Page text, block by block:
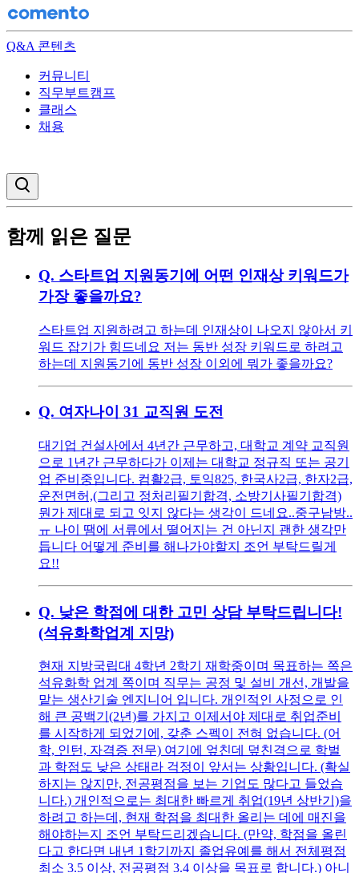
Q&A 콘텐츠
커뮤니티
직무부트캠프
클래스
채용
함께 읽은 질문
Q. 스타트업 지원동기에 어떤 인재상 키워드가
가장 좋을까요?
스타트업 지원하려고 하는데 인재상이 나오지 않아서 키
워드 잡기가 힘드네요 저는 동반 성장 키워드로 하려고
하는데 지원동기에 동반 성장 이외에 뭐가 좋을까요?
Q. 여자나이 31 교직원 도전
대기업 건설사에서 4년간 근무하고, 대학교 계약 교직원
으로 1년간 근무하다가 이제는 대학교 정규직 또는 공기
업 준비중입니다. 컴활2급, 토익825, 한국사2급, 한자2급,
운전면허,(그리고 정처리필기합격, 소방기사필기합격)
뭔가 제대로 되고 잇지 않다는 생각이 드네요..중구남방..
ㅠ 나이 땜에 서류에서 떨어지는 건 아닌지 괜한 생각만
듭니다 어떻게 준비를 해나가야할지 조언 부탁드릴게
요!!
Q. 낮은 학점에 대한 고민 상담 부탁드립니다!
(석유화학업계 지망)
현재 지방국립대 4학년 2학기 재학중이며 목표하는 쪽은
석유화학 업계 쪽이며 직무는 공정 및 설비 개선, 개발을
맡는 생산기술 엔지니어 입니다. 개인적인 사정으로 인
해 큰 공백기(2년)를 가지고 이제서야 제대로 취업준비
를 시작하게 되었기에, 갖춘 스펙이 전혀 없습니다. (어
학, 인턴, 자격증 전무) 여기에 엎친데 덮친격으로 학벌
과 학점도 낮은 상태라 걱정이 앞서는 상황입니다. (확실
하지는 않지만, 전공평점을 보는 기업도 많다고 들었습
니다.) 개인적으로는 최대한 빠르게 취업(19년 상반기)을
하려고 하는데, 현재 학점을 최대한 올리는 데에 매진을
해야하는지 조언 부탁드리겠습니다. (만약, 학점을 올린
다고 한다면 내년 1학기까지 졸업유예를 해서 전체평점
최소 3.5 이상, 전공평점 3.4 이상을 목표로 합니다.) 아니